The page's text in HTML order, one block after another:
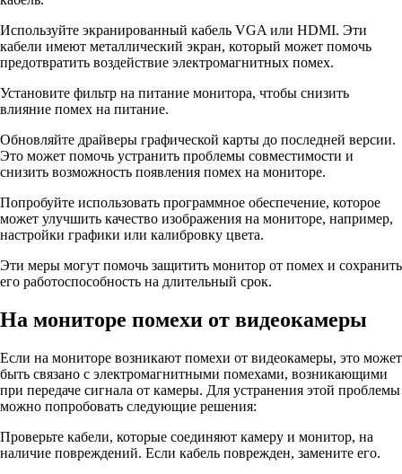
Используйте экранированный кабель VGA или HDMI. Эти
кабели имеют металлический экран, который может помочь
предотвратить воздействие электромагнитных помех.
Установите фильтр на питание монитора, чтобы снизить
влияние помех на питание.
Обновляйте драйверы графической карты до последней версии.
Это может помочь устранить проблемы совместимости и
снизить возможность появления помех на мониторе.
Попробуйте использовать программное обеспечение, которое
может улучшить качество изображения на мониторе, например,
настройки графики или калибровку цвета.
Эти меры могут помочь защитить монитор от помех и сохранить
его работоспособность на длительный срок.
На мониторе помехи от видеокамеры
Если на мониторе возникают помехи от видеокамеры, это может
быть связано с электромагнитными помехами, возникающими
при передаче сигнала от камеры. Для устранения этой проблемы
можно попробовать следующие решения:
Проверьте кабели, которые соединяют камеру и монитор, на
наличие повреждений. Если кабель поврежден, замените его.